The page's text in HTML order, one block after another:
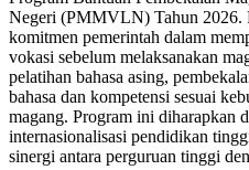
Negeri (PMMVLN) Tahun 2026.
komitmen pemerintah dalam
vokasi sebelum melaksanakan
pelatihan bahasa asing,
bahasa dan kompetensi sesuai
magang. Program ini diharapkan
internasionalisasi pendidikan
sinergi antara perguruan tinggi